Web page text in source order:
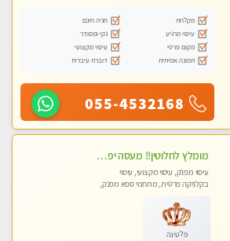
מקלחת
חניה חינם
עיסוי מרגיע
נקי ומסודר
מקום פרטי
עיסוי מקצועי
תמונה אמיתית
דוברת עיברית
055-4532168
מומלץ לחלוטין!! מעסה יפה איכותית מקצועית ומפנקת מאוד.פרטי.מומלץ בחום.
עיסוי מפנק, עיסוי מקצועי, עיסוי
בקלניקה פרטית, מתחמי ספא מפנק,
פלטינה